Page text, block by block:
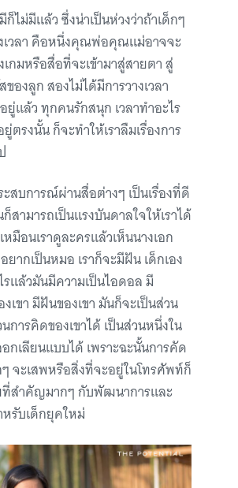
ก็ไม่มีแล้ว ซึ่งน่าเป็นห่วงว่าถ้าเด็กๆ
เวลา คือหนึ่งคุณพ่อคุณแม่อาจจะ
กมหรือสื่อที่จะเข้ามาสู่สายตา สู่
องลูก สองไม่ได้มีการวางเวลา
ยู่แล้ว ทุกคนรักสนุก เวลาทำอะไร
ตรงนั้น ก็จะทำให้เราลืมเรื่องการ
สบการณ์ผ่านสื่อต่างๆ เป็นเรื่องที่ดี
ก็สามารถเป็นแรงบันดาลใจให้เราได้
หมือนเราดูละครแล้วเห็นนางเอก
ยากเป็นหมอ เราก็จะมีฝัน เด็กเอง
รแล้วมันมีความเป็นไอดอล มี
เขา มีฝันของเขา มันก็จะเป็นส่วน
การคิดของเขาได้ เป็นส่วนหนึ่งใน
กเลียนแบบได้ เพราะฉะนั้นการคัด
จะเสพหรือสิ่งที่จะอยู่ในโทรศัพท์ก็
ที่สำคัญมากๆ กับพัฒนาการและ
หรับเด็กยุคใหม่